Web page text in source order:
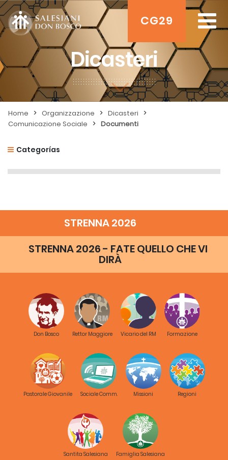
CG29
Dicasteri
Home > Organizzazione > Dicasteri >
Comunicazione Sociale > Documenti
Categorías
STRENNA 2026
STRENNA 2026 - FATE QUELLO CHE VI
DIRÀ
Don Bosco Rettor Maggiore Vicario del RM Formazione
Pastorale Giovanile Sociale Comm. Missioni Regioni
Santita Salesiana Famiglia Salesiana